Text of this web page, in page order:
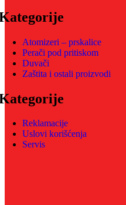
Atomizeri – prskalice
Perači pod pritiskom
Duvači
Zaštita i ostali proizvodi
Reklamacije
Uslovi korišćenja
Servis